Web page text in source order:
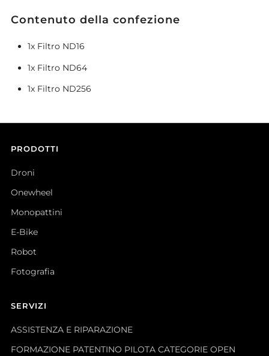
Contenuto della confezione
1x Filtro ND16
1x Filtro ND64
1x Filtro ND256
PRODOTTI
Droni
Onewheel
Monopattini
E-Bike
Robot
Fotografia
SERVIZI
ASSISTENZA E RIPARAZIONE
FORMAZIONE PATENTINO PILOTA CATEGORIE OPEN